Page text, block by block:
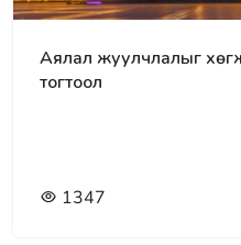
Аялал жуулчлалыг
тогтоол
1347